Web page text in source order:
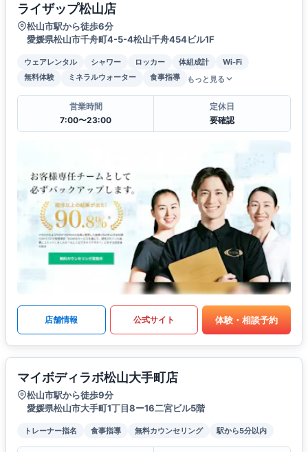
ライザップ松山店
松山市駅から徒歩6分
愛媛県松山市千舟町4-5-4松山千舟454ビル1F
ウェアレンタル シャワー ロッカー 体組成計
Wi-Fi
無料体験
ミネラルウォーター 食事指導 もっと見る
営業時間
7:00〜23:00
定休日
要確認
店舗情報 公式サイト 体験・相談予約
マイボディラボ松山大手町店
松山市駅から徒歩9分
愛媛県松山市大手町1丁目8ー16二宮ビル5階
トレーナー指名 食事指導 無料カウンセリング 駅から5分以内